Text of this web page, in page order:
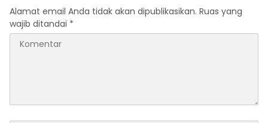
Alamat email Anda tidak akan dipublikasikan. Ruas yang
wajib ditandai *